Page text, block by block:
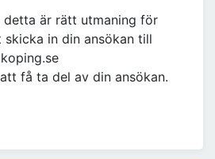
detta är rätt utmaning för
in din ansökan till
få ta del av din ansökan.